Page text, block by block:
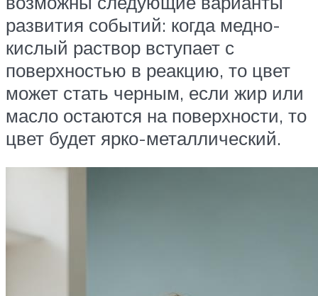
развития событий: когда медно-
кислый раствор вступает с
поверхностью в реакцию, то цвет
может стать черным, если жир или
масло остаются на поверхности, то
цвет будет ярко-металлический.